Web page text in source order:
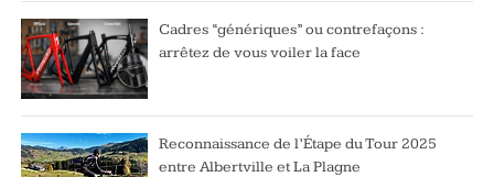
Cadres “génériques” ou contrefaçons :
arrêtez de vous voiler la face
Reconnaissance de l’Étape du Tour 2025
entre Albertville et La Plagne